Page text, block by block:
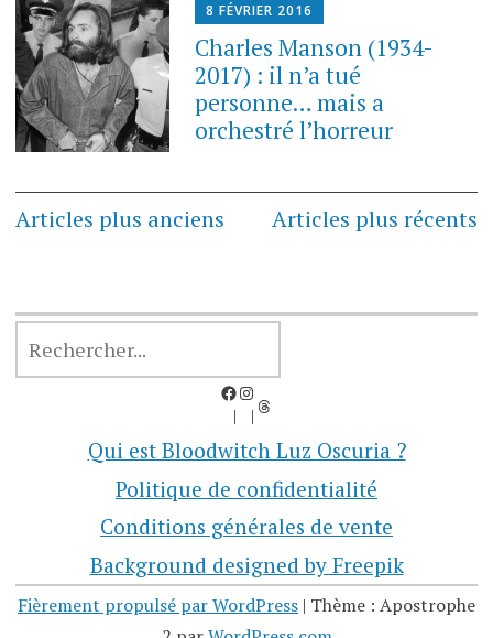
8 FÉVRIER 2016
Charles Manson (1934-
2017) : il n’a tué
personne… mais a
orchestré l’horreur
Navigation
articles
Articles plus anciens Articles plus récents
Facebook
Instagram
Threads
Qui est Bloodwitch Luz Oscuria ?
Politique de confidentialité
Conditions générales de vente
Background designed by Freepik
Fièrement propulsé par WordPress | Thème : Apostrophe